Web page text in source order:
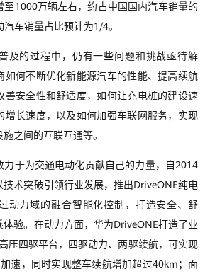
至1000万辆左右，约占中国国内汽车销量的
车销量占比预计为1/4。
及的过程中，仍有一些问题和挑战亟待解
如何不断优化新能源汽车的性能、提高续航
善安全性和舒适度，如何让充电桩的建设速
增长速度，以及如何加强车联网服务，实现
之间的互联互通等。
力于为交通电动化贡献自己的力量，自2014
术突破引领行业发展，推出DriveONE纯电
动力域的融合智能化控制，打造安全、舒
验。在动力方面，华为DriveONE打造了业
压四驱平台，四驱动力、两驱续航，可实现
速，同时实现整车续航增加超过40km；面